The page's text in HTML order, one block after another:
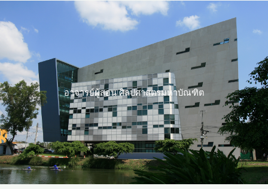
to
content
อาจารย์ผู้สอน ศิลปศาสตรมหาบัณฑิต